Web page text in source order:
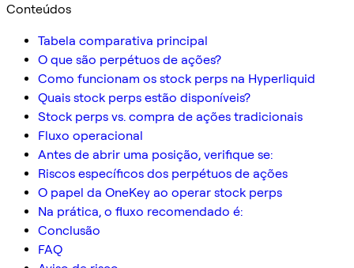
Conteúdos
Tabela comparativa principal
O que são perpétuos de ações?
Como funcionam os stock perps na Hyperliquid
Quais stock perps estão disponíveis?
Stock perps vs. compra de ações tradicionais
Fluxo operacional
Antes de abrir uma posição, verifique se:
Riscos específicos dos perpétuos de ações
O papel da OneKey ao operar stock perps
Na prática, o fluxo recomendado é:
Conclusão
FAQ